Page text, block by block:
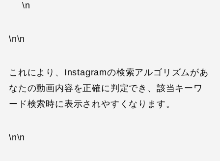
\n
\n\n
これにより、Instagramの検索アルゴリズムがあ
なたの動画内容を正確に判定でき、該当キーワ
ード検索時に表示されやすくなります。
\n\n